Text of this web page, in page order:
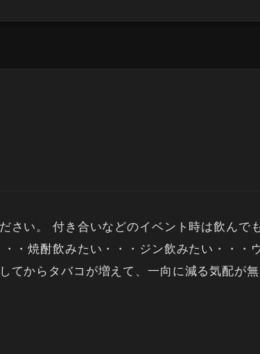
さい。 付き合いなどのイベント時は飲んで
・焼酎飲みたい・・・ジン飲みたい・・・
てからタバコが増えて、一向に減る気配が